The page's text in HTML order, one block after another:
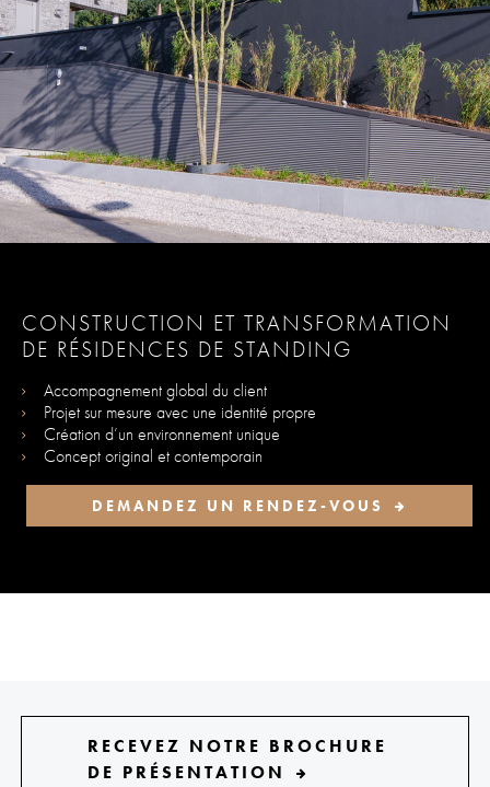
CONSTRUCTION ET TRANSFORMATION
DE RÉSIDENCES DE STANDING
Accompagnement global du client
Projet sur mesure avec une identité propre
Création d’un environnement unique
Concept original et contemporain
DEMANDEZ UN RENDEZ-VOUS
RECEVEZ NOTRE BROCHURE
DE PRÉSENTATION